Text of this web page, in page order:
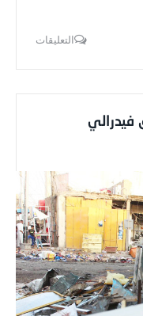
التعليقات
فيدرالي